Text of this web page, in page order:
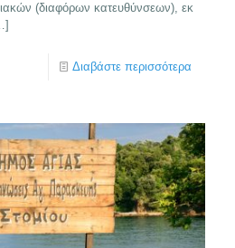
(διαφόρων κατευθύνσεων), εκ
Διαβάστε περισσότερα